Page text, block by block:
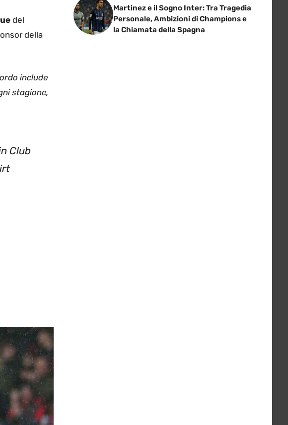
del
della
include
stagione,
Club
Martinez e il Sogno Inter: Tra Tragedia
Personale, Ambizioni di Champions e
la Chiamata della Spagna